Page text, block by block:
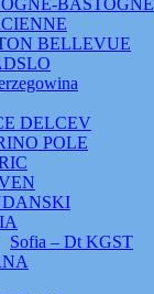
BASTOGNE
BELLEVUE
DELCEV
POLE
Sofia – Dt KGST